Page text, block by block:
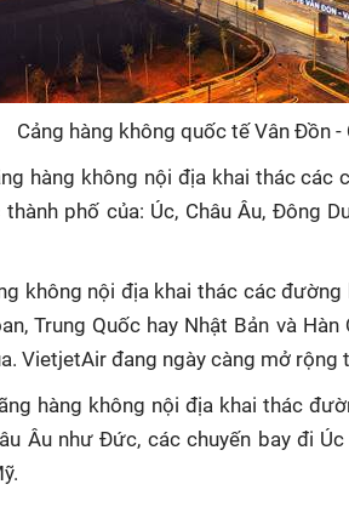
Cảng hàng không quốc tế Vân Đồn -
hàng không nội địa khai thác các
phố của: Úc, Châu Âu, Đông
không nội địa khai thác các đường
Trung Quốc hay Nhật Bản và
VietjetAir đang ngày càng mở rộng
hàng không nội địa khai thác
Âu như Đức, các chuyến bay đi